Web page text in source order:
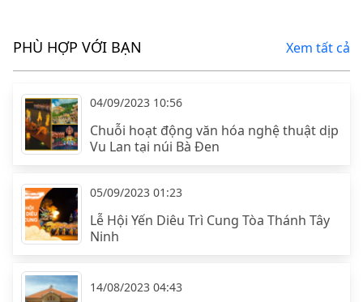
PHÙ HỢP VỚI BẠN Xem tất cả
04/09/2023 10:56
Chuỗi hoạt động văn hóa nghệ thuật dịp
Vu Lan tại núi Bà Đen
05/09/2023 01:23
Lễ Hội Yến Diêu Trì Cung Tòa Thánh Tây
Ninh
14/08/2023 04:43